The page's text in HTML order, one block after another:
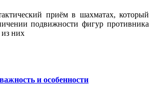
приём в шахматах, который
подвижности фигур противника
из них
и особенности